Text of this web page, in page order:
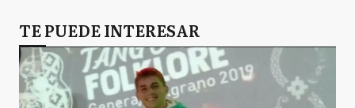
TE PUEDE INTERESAR